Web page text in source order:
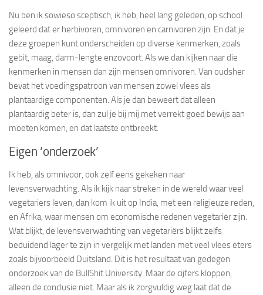
Nu ben ik sowieso sceptisch, ik heb, heel lang geleden, op school
geleerd dat er herbivoren, omnivoren en carnivoren zijn. En dat je
deze groepen kunt onderscheiden op diverse kenmerken, zoals
gebit, maag, darm-lengte enzovoort. Als we dan kijken naar die
kenmerken in mensen dan zijn mensen omnivoren. Van oudsher
bevat het voedingspatroon van mensen zowel vlees als
plantaardige componenten. Als je dan beweert dat alleen
plantaardig beter is, dan zul je bij mij met verrekt goed bewijs aan
moeten komen, en dat laatste ontbreekt.
Eigen ‘onderzoek’
Ik heb, als omnivoor, ook zelf eens gekeken naar
levensverwachting. Als ik kijk naar streken in de wereld waar veel
vegetariërs leven, dan kom ik uit op India, met een religieuze reden,
en Afrika, waar mensen om economische redenen vegetariër zijn.
Wat blijkt, de levensverwachting van vegetariërs blijkt zelfs
beduidend lager te zijn in vergelijk met landen met veel vlees eters
zoals bijvoorbeeld Duitsland. Dit is het resultaat van gedegen
onderzoek van de BullShit University. Maar de cijfers kloppen,
alleen de conclusie niet. Maar als ik zorgvuldig weg laat dat de